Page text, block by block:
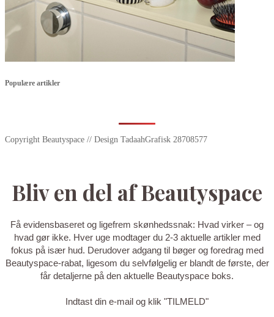
Populære artikler
Copyright Beautyspace // Design TadaahGrafisk 28708577
Bliv en del af Beautyspace
Få evidensbaseret og ligefrem skønhedssnak: Hvad virker – og
hvad gør ikke. Hver uge modtager du 2-3 aktuelle artikler med
fokus på især hud. Derudover adgang til bøger og foredrag med
Beautyspace-rabat, ligesom du selvfølgelig er blandt de første, der
får detaljerne på den aktuelle Beautyspace boks.
Indtast din e-mail og klik "TILMELD"